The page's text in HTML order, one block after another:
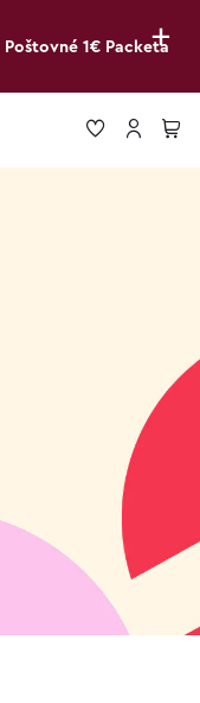
+
Poštovné 1€ Packeta